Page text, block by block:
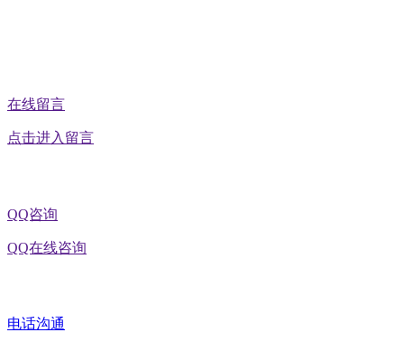
在线留言
点击进入留言
QQ咨询
QQ在线咨询
电话沟通